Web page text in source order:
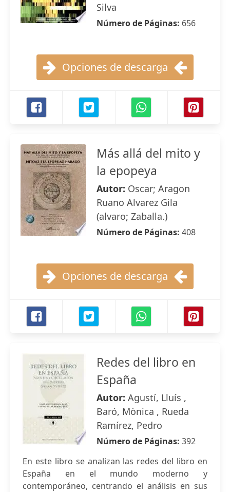
Silva
Número de Páginas: 656
Opciones de descarga
Más allá del mito y
la epopeya
Autor: Oscar; Aragon
Ruano Alvarez Gila
(alvaro; Zaballa.)
Número de Páginas: 408
Opciones de descarga
Redes del libro en
España
Autor: Agustí, Lluís ,
Baró, Mònica , Rueda
Ramírez, Pedro
Número de Páginas: 392
En este libro se analizan las redes del libro en
España en el mundo moderno y
contemporáneo, centrando el análisis en sus